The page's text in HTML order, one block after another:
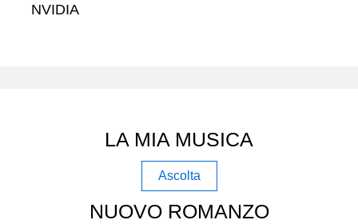
NVIDIA
LA MIA MUSICA
Ascolta
NUOVO ROMANZO